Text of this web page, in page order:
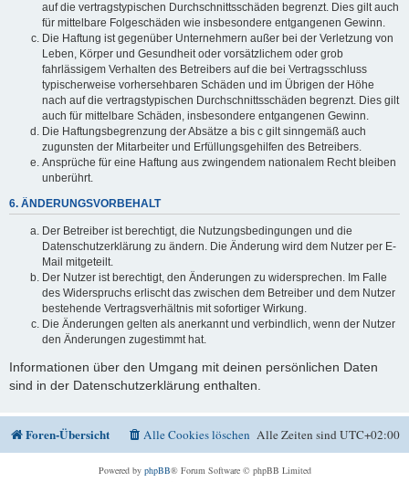
auf die vertragstypischen Durchschnittsschäden begrenzt. Dies gilt auch
für mittelbare Folgeschäden wie insbesondere entgangenen Gewinn.
Die Haftung ist gegenüber Unternehmern außer bei der Verletzung von
Leben, Körper und Gesundheit oder vorsätzlichem oder grob
fahrlässigem Verhalten des Betreibers auf die bei Vertragsschluss
typischerweise vorhersehbaren Schäden und im Übrigen der Höhe
nach auf die vertragstypischen Durchschnittsschäden begrenzt. Dies gilt
auch für mittelbare Schäden, insbesondere entgangenen Gewinn.
Die Haftungsbegrenzung der Absätze a bis c gilt sinngemäß auch
zugunsten der Mitarbeiter und Erfüllungsgehilfen des Betreibers.
Ansprüche für eine Haftung aus zwingendem nationalem Recht bleiben
unberührt.
6. ÄNDERUNGSVORBEHALT
Der Betreiber ist berechtigt, die Nutzungsbedingungen und die
Datenschutzerklärung zu ändern. Die Änderung wird dem Nutzer per E-
Mail mitgeteilt.
Der Nutzer ist berechtigt, den Änderungen zu widersprechen. Im Falle
des Widerspruchs erlischt das zwischen dem Betreiber und dem Nutzer
bestehende Vertragsverhältnis mit sofortiger Wirkung.
Die Änderungen gelten als anerkannt und verbindlich, wenn der Nutzer
den Änderungen zugestimmt hat.
Informationen über den Umgang mit deinen persönlichen Daten
sind in der Datenschutzerklärung enthalten.
Foren-Übersicht Alle Zeiten sindUTC+02:00
Alle Cookies löschen
Powered by phpBB® Forum Software © phpBB Limited